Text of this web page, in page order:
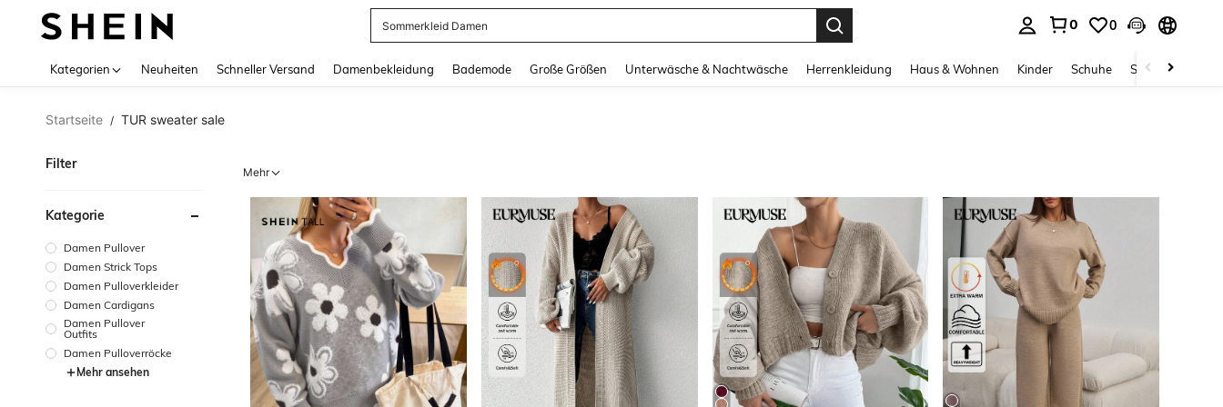
Abendkleid Lang
0 0
Kategorien Neuheiten Schneller Versand Damenbekleidung Bademode Große Größen Unterwäsche & Nachtwäsche Herrenkleidung Haus & Wohnen Kinder Schuhe Schmuck &
Startseite / TUR sweater sale
Filter
Kategorie
Damen Pullover
Damen Strick Tops
Damen Pulloverkleider
Damen Cardigans
Damen Pullover
Outfits
Damen Pulloverröcke
Mehr ansehen
Mehr